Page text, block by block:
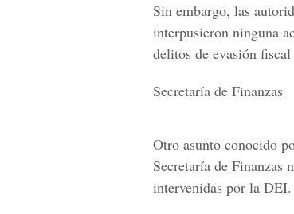
Sin embargo, las
interpusieron ninguna
delitos de evasión
Secretaría de Finanzas
Otro asunto conocido
Secretaría de Finanzas
intervenidas por la DEI.